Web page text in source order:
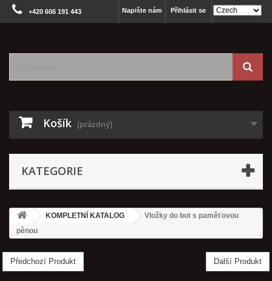
Přihlásit se
Napište nám
+420 606 191 443
Košík (prázdný)
KATEGORIE
KOMPLETNÍ KATALOG
Vložky do bot s paměťovou
pěnou
Předchozí Produkt Další Produkt